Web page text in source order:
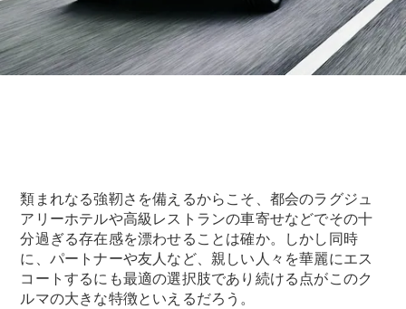
類まれなる強靭さを備えるからこそ、都会のラグジュ
アリーホテルや高級レストランの車寄せなどでその十
分過ぎる存在感を漂わせることは確か。しかし同時
に、パートナーや友人など、親しい人々を華麗にエス
コートするにも最適の選択肢であり続ける点がこのク
ルマの大きな特徴といえるだろう。